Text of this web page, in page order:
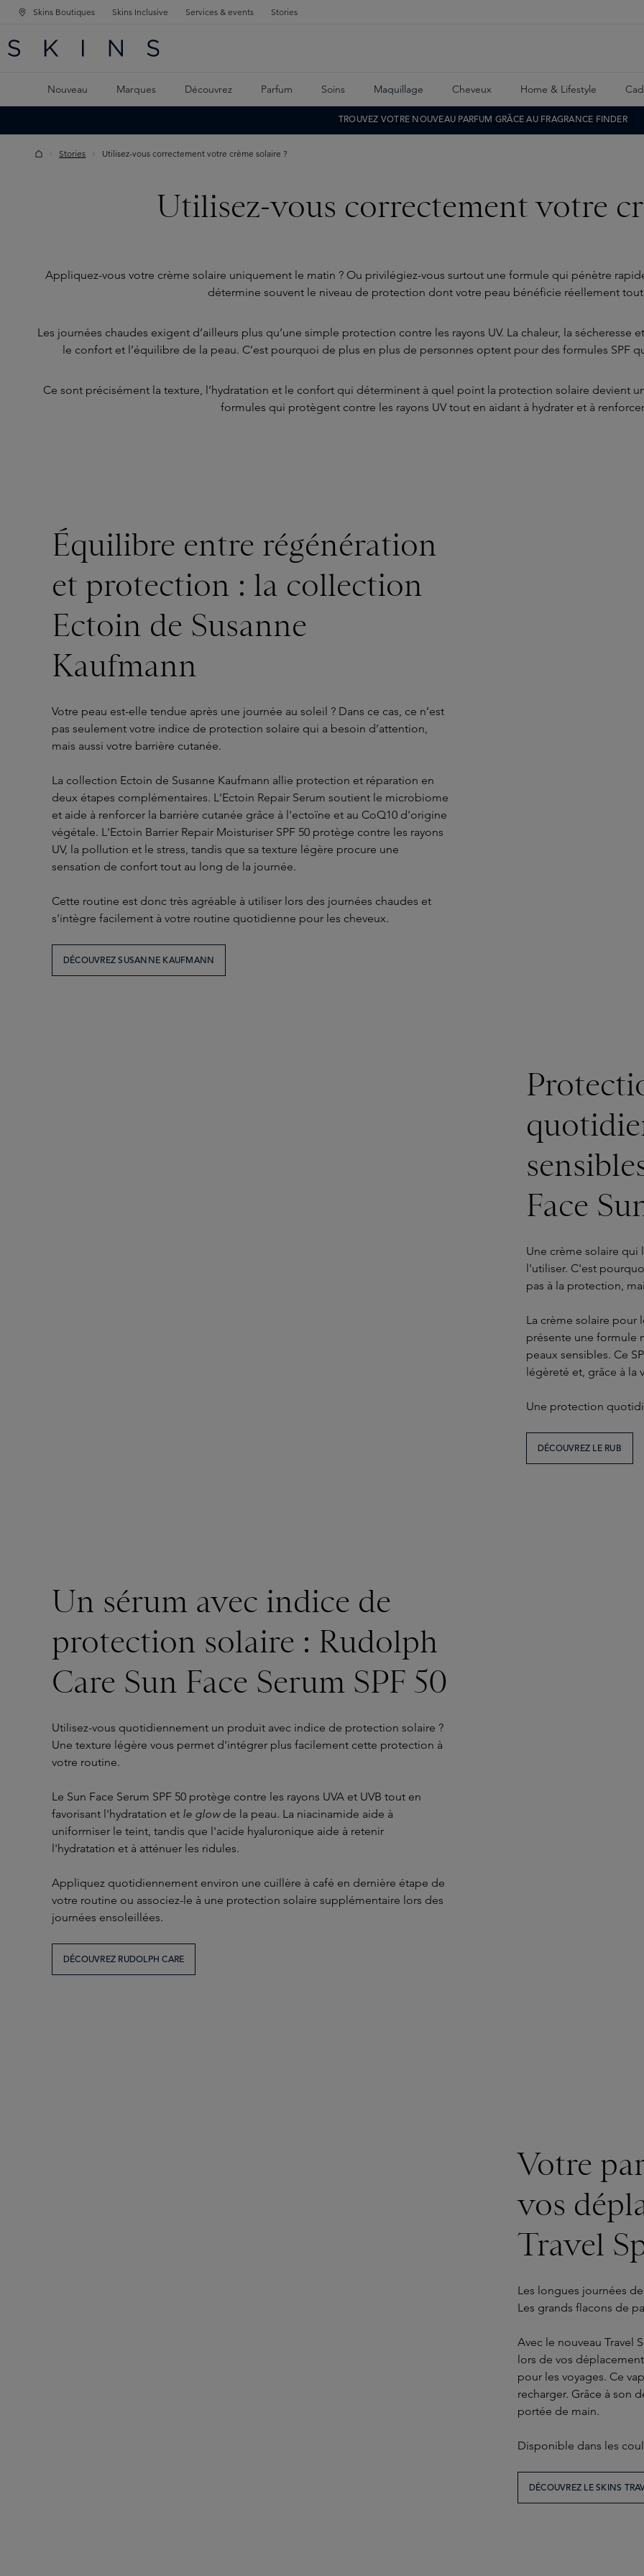
PRINCIPALE
CONTENU PRINCIPAL
Skins Boutiques Skins Inclusive Services & events Stories
Nouveau Marques Découvrez Parfum Soins Maquillage Cheveux Home & Lifestyle
TROUVEZ VOTRE NOUVEAU PARFUM GRÂCE AU FRAGRANCE FINDER
Stories Utilisez-vous correctement votre crème solaire ?
Utilisez-vous correctement votre
Appliquez-vous votre crème solaire uniquement le matin ? Ou privilégiez-vous surtout une formule qui pénètre
détermine souvent le niveau de protection dont votre peau bénéficie réellement tout
Les journées chaudes exigent d’ailleurs plus qu’une simple protection contre les rayons UV. La chaleur, la sécheresse
le confort et l’équilibre de la peau. C’est pourquoi de plus en plus de personnes optent pour des formules SPF
Ce sont précisément la texture, l’hydratation et le confort qui déterminent à quel point la protection solaire devient
formules qui protègent contre les rayons UV tout en aidant à hydrater et à renforcer
Équilibre entre régénération
et protection : la collection
Ectoin de Susanne
Kaufmann
Votre peau est-elle tendue après une journée au soleil ? Dans ce cas, ce n’est
pas seulement votre indice de protection solaire qui a besoin d’attention,
mais aussi votre barrière cutanée.
La collection Ectoin de Susanne Kaufmann allie protection et réparation en
deux étapes complémentaires. L'Ectoin Repair Serum soutient le microbiome
et aide à renforcer la barrière cutanée grâce à l'ectoïne et au CoQ10 d'origine
végétale. L'Ectoin Barrier Repair Moisturiser SPF 50 protège contre les rayons
UV, la pollution et le stress, tandis que sa texture légère procure une
sensation de confort tout au long de la journée.
Cette routine est donc très agréable à utiliser lors des journées chaudes et
s'intègre facilement à votre routine quotidienne pour les cheveux.
DÉCOUVREZ SUSANNE KAUFMANN
Face
Une crème solaire qui
l'utiliser. C'est
pas à la protection,
La crème solaire pour
présente une formule
peaux sensibles. Ce
légèreté et, grâce à la
Une protection
DÉCOUVREZ LE RUB
Un sérum avec indice de
protection solaire : Rudolph
Care Sun Face Serum SPF 50
Utilisez-vous quotidiennement un produit avec indice de protection solaire ?
Une texture légère vous permet d'intégrer plus facilement cette protection à
votre routine.
Le Sun Face Serum SPF 50 protège contre les rayons UVA et UVB tout en
favorisant l'hydratation et le glowde la peau. La niacinamide aide à
uniformiser le teint, tandis que l'acide hyaluronique aide à retenir
l'hydratation et à atténuer les ridules.
Appliquez quotidiennement environ une cuillère à café en dernière étape de
votre routine ou associez-le à une protection solaire supplémentaire lors des
journées ensoleillées.
DÉCOUVREZ RUDOLPH CARE
Votre
vos
Travel
Les longues journées
Les grands flacons de
Avec le nouveau Travel
lors de vos
pour les voyages. Ce
recharger. Grâce à son
portée de main.
Disponible dans les
DÉCOUVREZ LE SKINS